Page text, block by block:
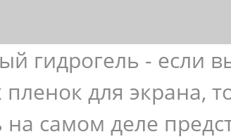
гидрогель - если
для экрана,
на самом деле